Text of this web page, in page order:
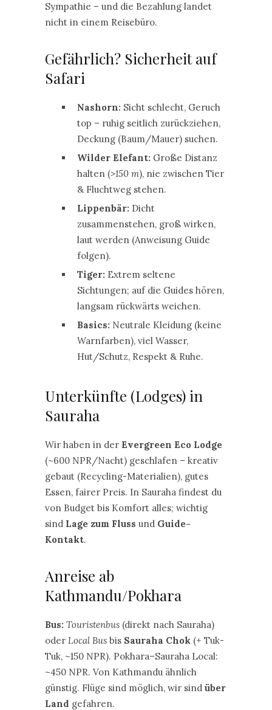
Sympathie – und die Bezahlung landet
nicht in einem Reisebüro.
Gefährlich? Sicherheit auf
Safari
Nashorn: Sicht schlecht, Geruch
top – ruhig seitlich zurückziehen,
Deckung (Baum/Mauer) suchen.
Wilder Elefant: Große Distanz
halten (>150 m), nie zwischen Tier
& Fluchtweg stehen.
Lippenbär: Dicht
zusammenstehen, groß wirken,
laut werden (Anweisung Guide
folgen).
Tiger: Extrem seltene
Sichtungen; auf die Guides hören,
langsam rückwärts weichen.
Basics: Neutrale Kleidung (keine
Warnfarben), viel Wasser,
Hut/Schutz, Respekt & Ruhe.
Unterkünfte (Lodges) in
Sauraha
Wir haben in der Evergreen Eco Lodge
(~600 NPR/Nacht) geschlafen – kreativ
gebaut (Recycling-Materialien), gutes
Essen, fairer Preis. In Sauraha findest du
von Budget bis Komfort alles; wichtig
sind Lage zum Fluss und Guide-
Kontakt.
Anreise ab
Kathmandu/Pokhara
Bus: Touristenbus (direkt nach Sauraha)
oder Local Bus bis Sauraha Chok (+ Tuk-
Tuk, ~150 NPR). Pokhara–Sauraha Local:
~450 NPR. Von Kathmandu ähnlich
günstig. Flüge sind möglich, wir sind über
Land gefahren.